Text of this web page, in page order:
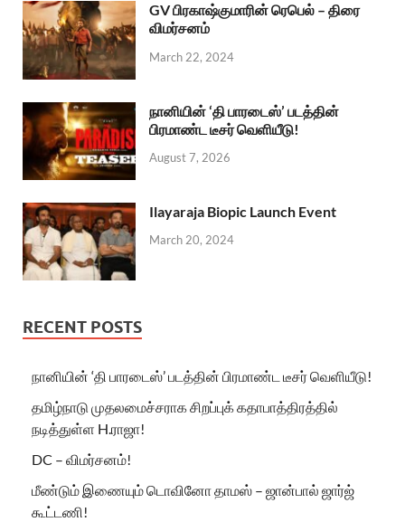
GV பிரகாஷ்குமாரின் ரெபெல் – திரை
விமர்சனம்
March 22, 2024
நானியின் ‘தி பாரடைஸ்’ படத்தின்
பிரமாண்ட டீசர் வெளியீடு!
August 7, 2026
Ilayaraja Biopic Launch Event
March 20, 2024
RECENT POSTS
நானியின் ‘தி பாரடைஸ்’ படத்தின் பிரமாண்ட டீசர் வெளியீடு!
தமிழ்நாடு முதலமைச்சராக சிறப்புக் கதாபாத்திரத்தில்
நடித்துள்ள H.ராஜா!
DC – விமர்சனம்!
மீண்டும் இணையும் டொவினோ தாமஸ் – ஜான்பால் ஜார்ஜ்
கூட்டணி!